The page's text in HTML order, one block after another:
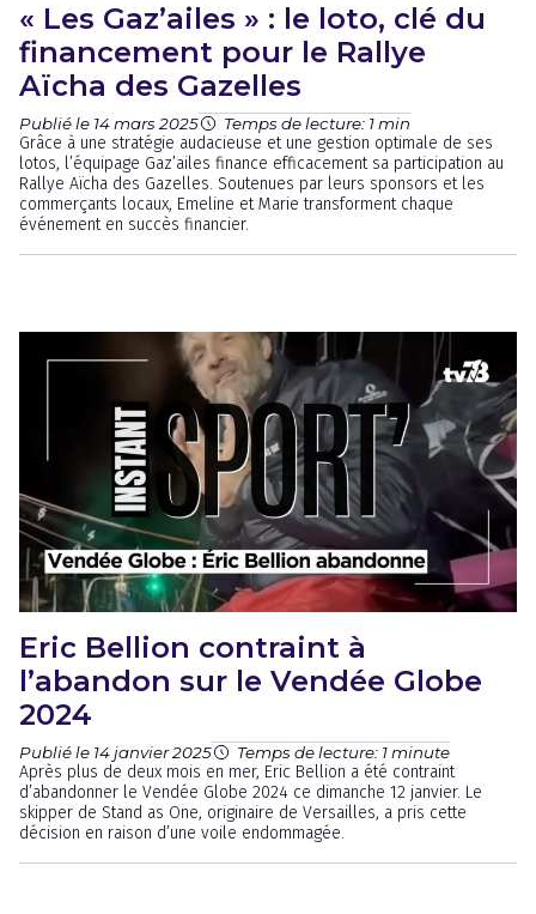
« Les Gaz’ailes » : le loto, clé du
financement pour le Rallye
Aïcha des Gazelles
Publié le 14 mars 2025 Temps de lecture: 1 min
Grâce à une stratégie audacieuse et une gestion optimale de ses
lotos, l’équipage Gaz’ailes finance efficacement sa participation au
Rallye Aïcha des Gazelles. Soutenues par leurs sponsors et les
commerçants locaux, Emeline et Marie transforment chaque
événement en succès financier.
Eric Bellion contraint à
l’abandon sur le Vendée Globe
2024
Publié le 14 janvier 2025 Temps de lecture: 1 minute
Après plus de deux mois en mer, Eric Bellion a été contraint
d’abandonner le Vendée Globe 2024 ce dimanche 12 janvier. Le
skipper de Stand as One, originaire de Versailles, a pris cette
décision en raison d’une voile endommagée.